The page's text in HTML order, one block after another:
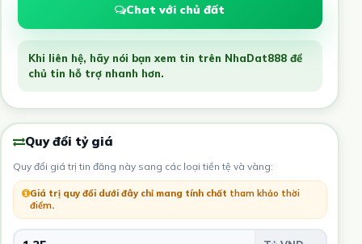
Chat với chủ đất
Khi liên hệ, hãy nói bạn xem tin trên NhaDat888 để
chủ tin hỗ trợ nhanh hơn.
Quy đổi tỷ giá
Quy đổi giá trị tin đăng này sang các loại tiền tệ và vàng:
Giá trị quy đổi dưới đây chỉ mang tính chất tham khảo thời
điểm.